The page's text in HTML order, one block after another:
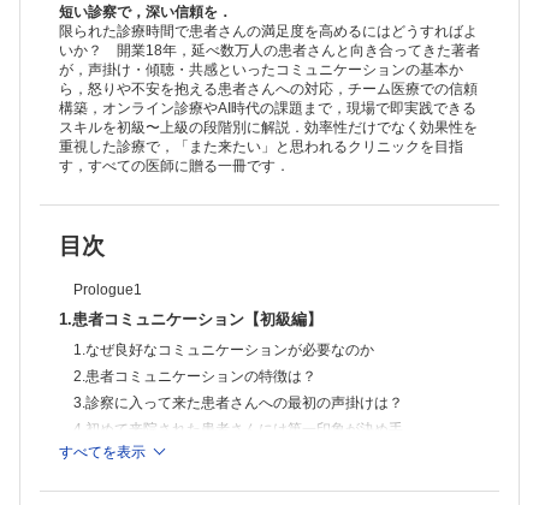
1.コミュニケーション手段としての「相槌」「オウム返し」「沈黙」
2.共感と同感は異なる
3.診察に関係ない患者さんの話をうまく遮るには
4.非言語的サインで患者さんの感情を読み取る
5.医師からの非言語情報は必要か
6.信頼を得るために大事なこと
7.患者さんが相談しやすい医師に
8.言ってはいけない「気のせいですよ」
3.患者コミュニケーション【上級編】
2.VAKモデルで自分と患者さんを分析する
4.特殊な場面での患者コミュニケーション
1.ネット上の誤情報を信じる患者さんへの対応
3.怒っている患者さんとのコミュニケーション
4.用意したシナリオが通用しなかったとき
5.自分のイライラを抑えるには
6.子どもの患者さんに特別な配慮は必要か
7.高齢者の患者さんへの対応はどうするのか
［コラム］コミュニケーションを取る上での便利ツール.
短い診察で，深い信頼を．
限られた診療時間で患者さんの満足度を高めるにはどうすればよ
いか？ 開業18年，延べ数万人の患者さんと向き合ってきた著者
が，声掛け・傾聴・共感といったコミュニケーションの基本か
ら，怒りや不安を抱える患者さんへの対応，チーム医療での信頼
構築，オンライン診療やAI時代の課題まで，現場で即実践できる
スキルを初級〜上級の段階別に解説．効率性だけでなく効果性を
重視した診療で，「また来たい」と思われるクリニックを目指
す，すべての医師に贈る一冊です．
目次
Prologue1
1.患者コミュニケーション【初級編】
1.なぜ良好なコミュニケーションが必要なのか
2.患者コミュニケーションの特徴は？
3.診察に入って来た患者さんへの最初の声掛けは？
4.初めて来院された患者さんには第一印象が決め手
5.患者さんの顔を見て話す
すべてを表示